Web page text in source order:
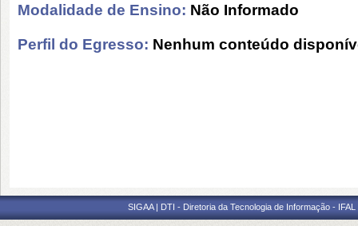
Modalidade de Ensino: Não Informado
Perfil do Egresso: Nenhum conteúdo
SIGAA | DTI - Diretoria da Tecnologia de Informação -